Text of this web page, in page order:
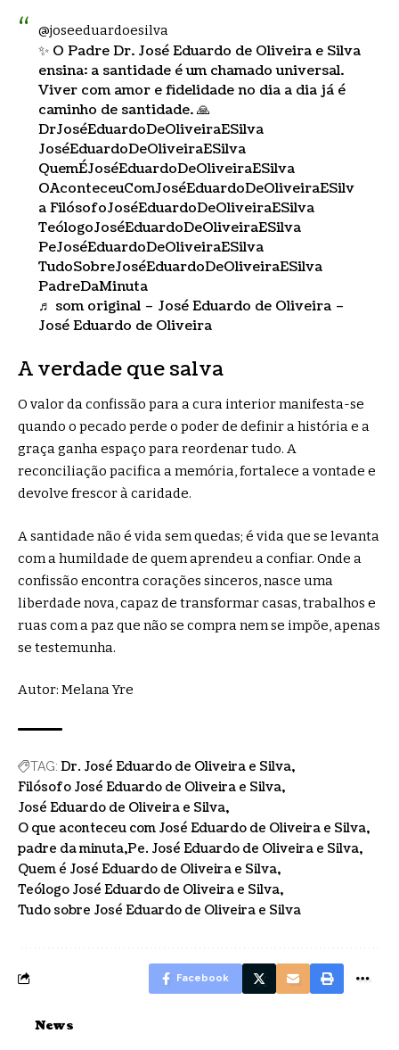
@joseeduardoesilva
✨ O Padre Dr. José Eduardo de Oliveira e Silva
ensina: a santidade é um chamado universal.
Viver com amor e fidelidade no dia a dia já é
caminho de santidade. 🙏
DrJoséEduardoDeOliveiraESilva
JoséEduardoDeOliveiraESilva
QuemÉJoséEduardoDeOliveiraESilva
OAconteceuComJoséEduardoDeOliveiraESilv
a FilósofoJoséEduardoDeOliveiraESilva
TeólogoJoséEduardoDeOliveiraESilva
PeJoséEduardoDeOliveiraESilva
TudoSobreJoséEduardoDeOliveiraESilva
PadreDaMinuta
♬ som original – José Eduardo de Oliveira –
José Eduardo de Oliveira
A verdade que salva
O valor da confissão para a cura interior manifesta-se
quando o pecado perde o poder de definir a história e a
graça ganha espaço para reordenar tudo. A
reconciliação pacifica a memória, fortalece a vontade e
devolve frescor à caridade.
A santidade não é vida sem quedas; é vida que se levanta
com a humildade de quem aprendeu a confiar. Onde a
confissão encontra corações sinceros, nasce uma
liberdade nova, capaz de transformar casas, trabalhos e
ruas com a paz que não se compra nem se impõe, apenas
se testemunha.
Autor: Melana Yre
TAG: Dr. José Eduardo de Oliveira e Silva
Filósofo José Eduardo de Oliveira e Silva
José Eduardo de Oliveira e Silva
O que aconteceu com José Eduardo de Oliveira e Silva
padre da minuta Pe. José Eduardo de Oliveira e Silva
Quem é José Eduardo de Oliveira e Silva
Teólogo José Eduardo de Oliveira e Silva
Tudo sobre José Eduardo de Oliveira e Silva
Facebook
News